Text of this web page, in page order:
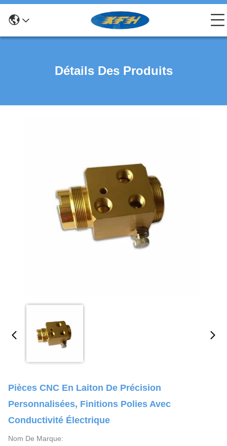
Détails Des Produits
Pièces CNC En Laiton De Précision
Personnalisées, Finitions Polies Avec
Conductivité Électrique
Nom De Marque: